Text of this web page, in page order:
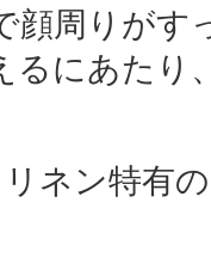
顔周りがす
るにあたり
ネン特有